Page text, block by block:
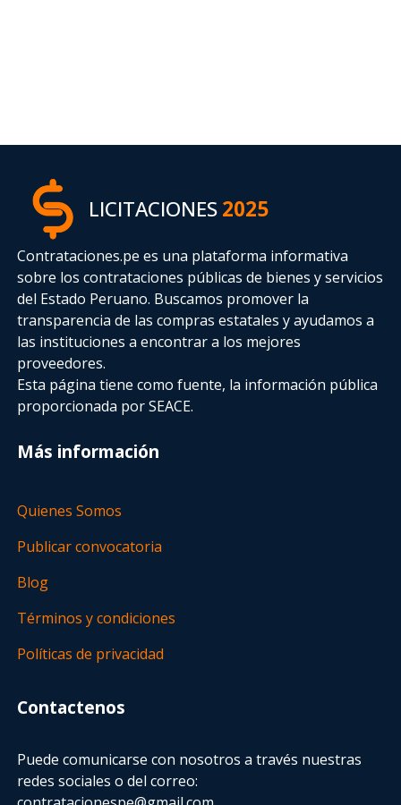
LICITACIONES2025
Contrataciones.pe es una plataforma informativa
sobre los contrataciones públicas de bienes y servicios
del Estado Peruano. Buscamos promover la
transparencia de las compras estatalesy ayudamos a
las instituciones a encontrar a los mejores
proveedores.
Esta página tiene como fuente, la información pública
proporcionada por SEACE.
Más información
Quienes Somos
Publicar convocatoria
Blog
Términos y condiciones
Políticas de privacidad
Contactenos
Puede comunicarse con nosotros a través nuestras
redes sociales o del correo: